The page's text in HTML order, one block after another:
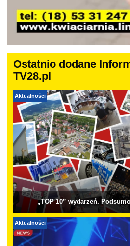
Ostatnio dodane
TV28.pl
Aktualności
„TOP 10” wydarzeń.
Aktualności